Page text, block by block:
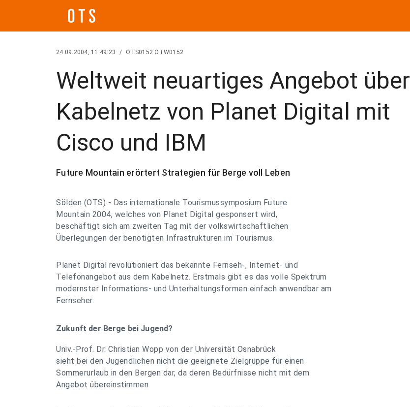
24.09.2004, 11:49:23 / OTS0152 OTW0152
Weltweit neuartiges Angebot über
Kabelnetz von Planet Digital mit
Cisco und IBM
Future Mountain erörtert Strategien für Berge voll Leben
Sölden (OTS) - Das internationale Tourismussymposium Future
Mountain 2004, welches von Planet Digital gesponsert wird,
beschäftigt sich am zweiten Tag mit der volkswirtschaftlichen
Überlegungen der benötigten Infrastrukturen im Tourismus.
Planet Digital revolutioniert das bekannte Fernseh-, Internet- und
Telefonangebot aus dem Kabelnetz. Erstmals gibt es das volle Spektrum
modernster Informations- und Unterhaltungsformen einfach anwendbar am
Fernseher.
Zukunft der Berge bei Jugend?
Univ.-Prof. Dr. Christian Wopp von der Universität Osnabrück
sieht bei den Jugendlichen nicht die geeignete Zielgruppe für einen
Sommerurlaub in den Bergen dar, da deren Bedürfnisse nicht mit dem
Angebot übereinstimmen.